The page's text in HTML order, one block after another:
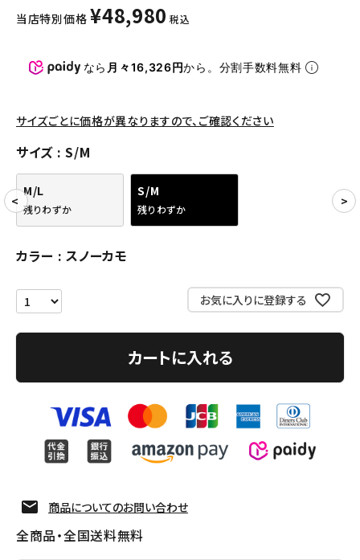
パンツ・ショーツ
SEASON
CONTENTS
ACCOUNT MENU
Follow us
当店特別価格 ¥48,980 税込
なら 月々16,326円から。分割手数料無料
サイズごとに価格が異なりますので、ご確認ください
サイズ S/M
M/L
残りわずか
S/M
残りわずか
カラー スノーカモ
お気に入りに登録する
カートに入れる
商品についてのお問い合わせ
全商品・全国送料無料